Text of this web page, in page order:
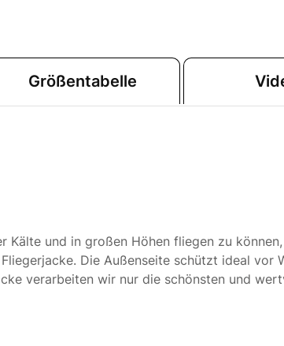
Größentabelle
und in großen Höhen fliegen zu
Die Außenseite schützt ideal vor
verarbeiten wir nur die schönsten und